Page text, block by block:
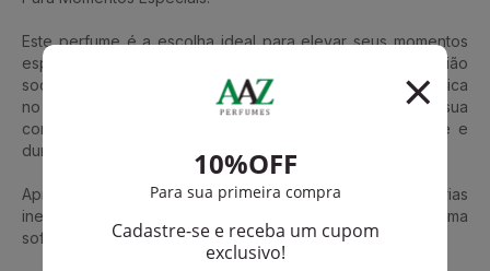
Este perfume é a escolha ideal para elevar seus momentos
especiais. Seja para um encontro romântico, uma ocasião
social ou simplesmente para expressar sua feminilidade única
no dia a dia, Durrat Al Aroos da Al Wataniah é a sua
companhia perfeita para deixar uma impressão marcante e
duradoura.
Aproveite o poder da fragrância para criar memórias
inesquecíveis e transmitir sua personalidade única de forma
sofisticada e cativante.